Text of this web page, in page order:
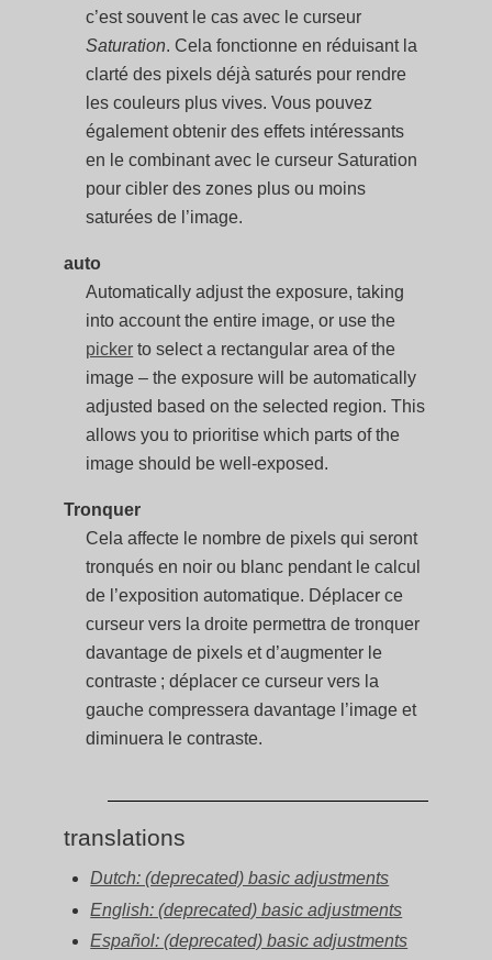
c’est souvent le cas avec le curseur
Saturation. Cela fonctionne en réduisant la
clarté des pixels déjà saturés pour rendre
les couleurs plus vives. Vous pouvez
également obtenir des effets intéressants
en le combinant avec le curseur Saturation
pour cibler des zones plus ou moins
saturées de l’image.
auto
Automatically adjust the exposure, taking
into account the entire image, or use the
picker to select a rectangular area of the
image – the exposure will be automatically
adjusted based on the selected region. This
allows you to prioritise which parts of the
image should be well-exposed.
Tronquer
Cela affecte le nombre de pixels qui seront
tronqués en noir ou blanc pendant le calcul
de l’exposition automatique. Déplacer ce
curseur vers la droite permettra de tronquer
davantage de pixels et d’augmenter le
contraste ; déplacer ce curseur vers la
gauche compressera davantage l’image et
diminuera le contraste.
translations
Dutch: (deprecated) basic adjustments
English: (deprecated) basic adjustments
Español: (deprecated) basic adjustments